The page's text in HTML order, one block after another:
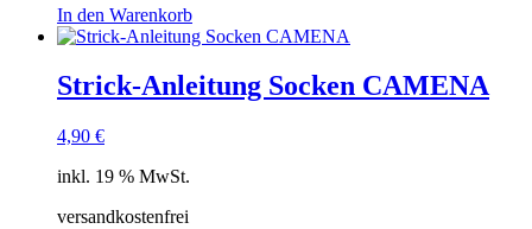
In den Warenkorb
Strick-Anleitung Socken CAMENA
4,90 €
inkl. 19 % MwSt.
versandkostenfrei